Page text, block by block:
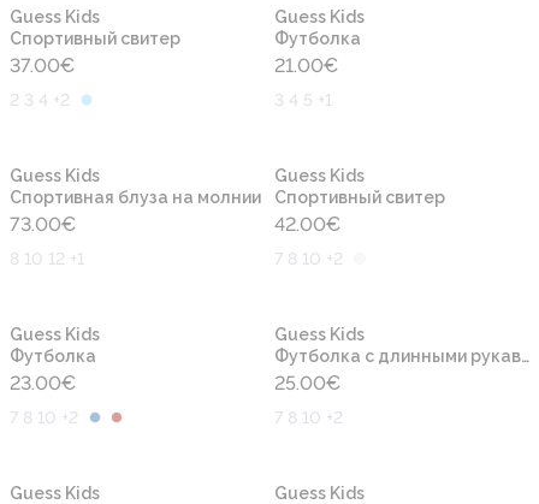
Guess Kids
Cпортивный свитер
37.00€
2 3 4 +2
Guess Kids
Футболка
21.00€
3 4 5 +1
Guess Kids
Спортивная блуза на молнии
73.00€
8 10 12 +1
Guess Kids
Cпортивный свитер
42.00€
7 8 10 +2
Guess Kids
Футболка
23.00€
7 8 10 +2
Guess Kids
Футболка с длинными рукавами
25.00€
7 8 10 +2
Guess Kids
Guess Kids